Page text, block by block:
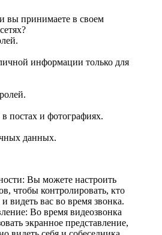
вы принимаете в своем
информации только для
постах и фотографиях.
данных.
Вы можете настроить
чтобы контролировать, кто
видеть вас во время звонка.
Во время видеозвонка
экранное представление,